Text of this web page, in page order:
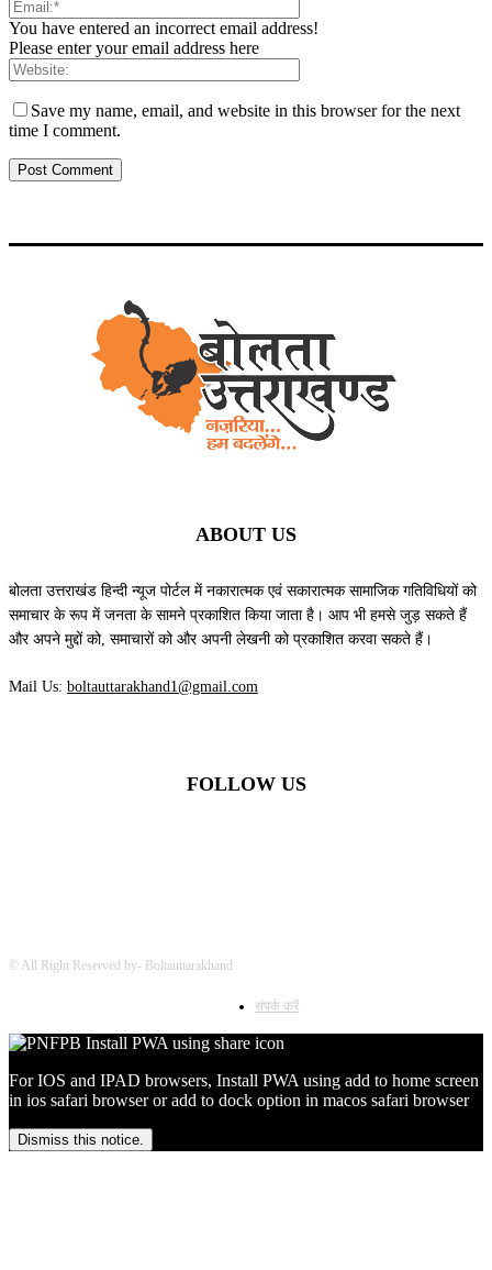
You have entered an incorrect email address!
Please enter your email address here
Save my name, email, and website in this browser for the next
time I comment.
ABOUT US
बोलता उत्तराखंड हिन्दी न्यूज पोर्टल में नकारात्मक एवं सकारात्मक सामाजिक गतिविधियों को
समाचार के रूप में जनता के सामने प्रकाशित किया जाता है। आप भी हमसे जुड़ सकते हैं
और अपने मुद्दों को, समाचारों को और अपनी लेखनी को प्रकाशित करवा सकते हैं।
Mail Us: boltauttarakhand1@gmail.com
FOLLOW US
© All Right Reserved by- Boltauttarakhand
संपर्क करें
For IOS and IPAD browsers, Install PWA using add to home screen
in ios safari browser or add to dock option in macos safari browser
Dismiss this notice.